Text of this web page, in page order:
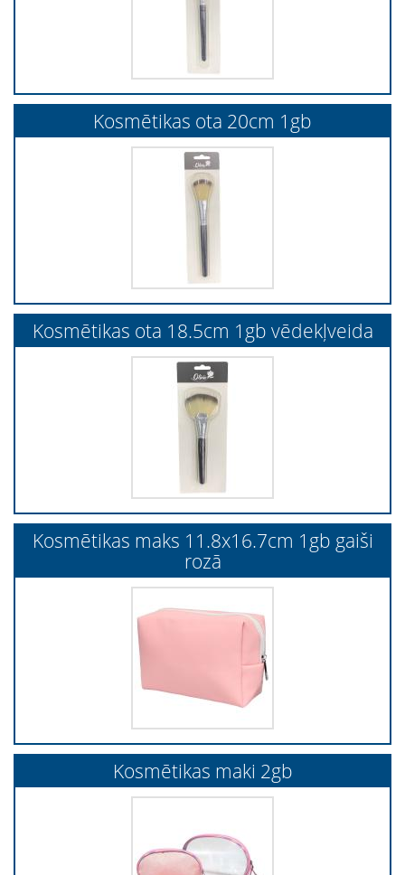
Kosmētikas ota 20cm 1gb
Kosmētikas ota 18.5cm 1gb vēdekļveida
Kosmētikas maks 11.8x16.7cm 1gb gaiši
rozā
Kosmētikas maki 2gb